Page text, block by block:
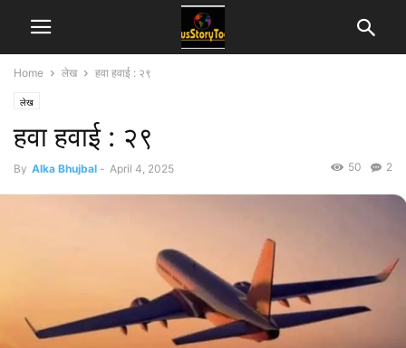
Home लेख हवा हवाई : २९
लेख
हवा हवाई : २९
By Alka Bhujbal - April 4, 2025 2
50